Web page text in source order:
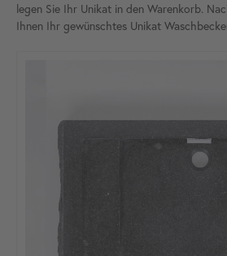
legen Sie Ihr Unikat in den Warenkorb.
Ihnen Ihr gewünschtes Unikat